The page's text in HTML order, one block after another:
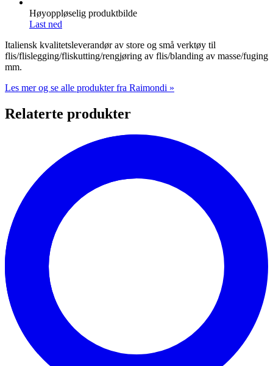
Høyoppløselig produktbilde
Last ned
Italiensk kvalitetsleverandør av store og små verktøy til
flis/flislegging/fliskutting/rengjøring av flis/blanding av masse/fuging
mm.
Les mer og se alle produkter fra Raimondi »
Relaterte produkter